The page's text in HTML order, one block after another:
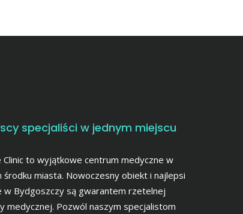
specjaliści w jednym miejscu
Clinic to wyjątkowe centrum medyczne w
środku miasta. Nowoczesny obiekt i najlepsi
w Bydgoszczy są gwarantem rzetelnej
medycznej. Pozwól naszym specjalistom